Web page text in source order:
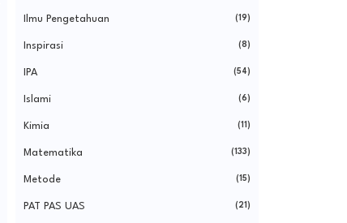
Ilmu Pengetahuan (19)
Inspirasi (8)
IPA (54)
Islami (6)
Kimia (11)
Matematika (133)
Metode (15)
PAT PAS UAS (21)